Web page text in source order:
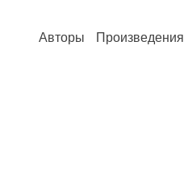
Авторы Произведения